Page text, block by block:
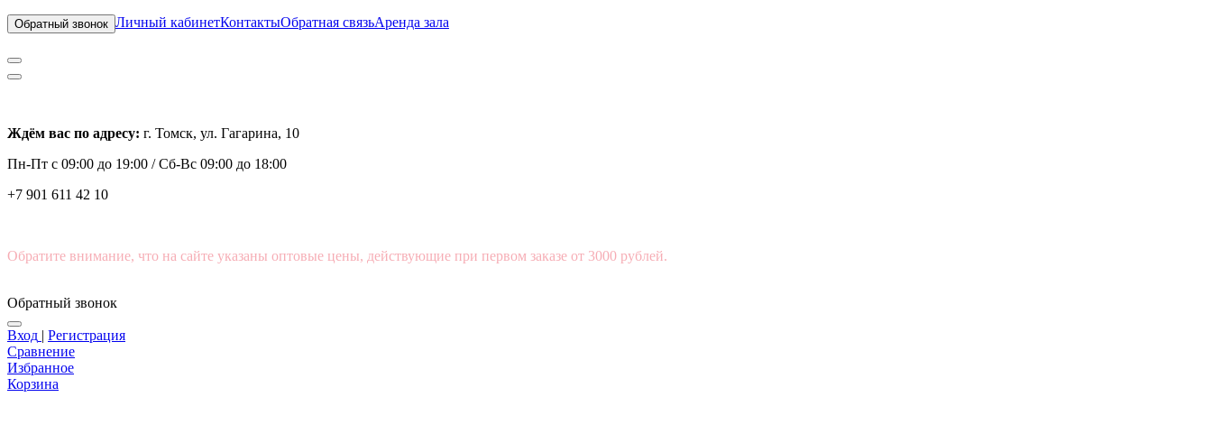
Обратный звонок Личный кабинетКонтактыОбратная связьАренда зала
Ждём вас по адресу: г. Томск, ул. Гагарина, 10
Пн-Пт с 09:00 до 19:00 /Сб-Вс 09:00 до 18:00
+7 901 611 42 10
Обратите внимание, что на сайте указаны оптовые цены, действующие при первом заказе от 3000 рублей.
Обратный звонок
Вход | Регистрация
Сравнение
Избранное
Корзина